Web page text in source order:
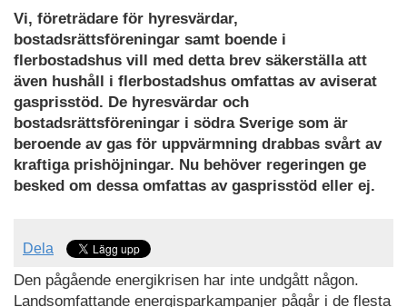
Vi, företrädare för hyresvärdar,
bostadsrättsföreningar samt boende i
flerbostadshus vill med detta brev säkerställa att
även hushåll i flerbostadshus omfattas av aviserat
gasprisstöd. De hyresvärdar och
bostadsrättsföreningar i södra Sverige som är
beroende av gas för uppvärmning drabbas svårt av
kraftiga prishöjningar. Nu behöver regeringen ge
besked om dessa omfattas av gasprisstöd eller ej.
Dela
Den pågående energikrisen har inte undgått någon.
Landsomfattande energisparkampanjer pågår i de flesta